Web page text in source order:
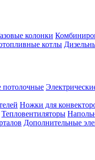
колонки
котлы
потолочные
Ножки для
Тепловентиляторы
Дополнительные